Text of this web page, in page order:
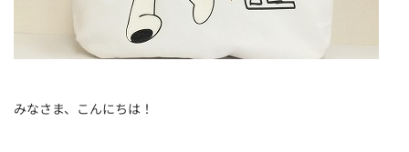
みなさま、こんにちは！